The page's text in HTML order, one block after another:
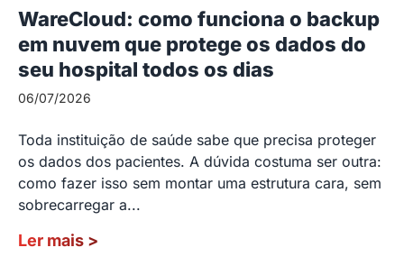
WareCloud: como funciona o backup
em nuvem que protege os dados do
seu hospital todos os dias
06/07/2026
Toda instituição de saúde sabe que precisa proteger
os dados dos pacientes. A dúvida costuma ser outra:
como fazer isso sem montar uma estrutura cara, sem
sobrecarregar a...
Ler mais >